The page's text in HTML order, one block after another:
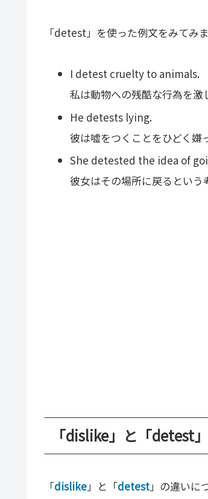
「detest」を使った例文をみてみま
I detest cruelty to animals.
私は動物への残酷な行為を激
He detests lying.
彼は嘘をつくことをひどく嫌
She detested the idea of
彼女はその場所に戻るという
「dislike」と「detest
「dislike」と「detest」の違いに